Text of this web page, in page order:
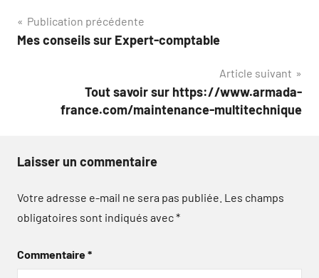
Navigation
de
Publication précédente
Mes conseils sur Expert-comptable
Article suivant
Tout savoir sur https://www.armada-
france.com/maintenance-multitechnique
Laisser un commentaire
Votre adresse e-mail ne sera pas publiée. Les champs
obligatoires sont indiqués avec*
Commentaire*